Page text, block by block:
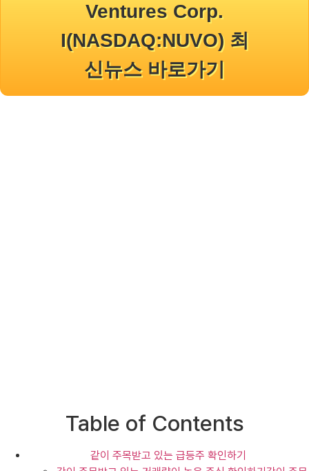
Ventures Corp.
I(NASDAQ:NUVO) 최
신뉴스 바로가기
Table of Contents
같이 주목받고 있는 급등주 확인하기